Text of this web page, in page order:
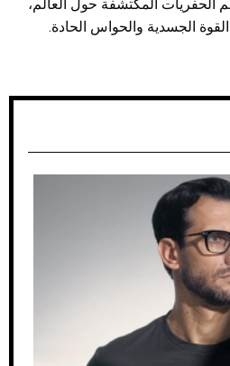
الحفريات المكتشفة حول العالم،
الجسدية والحواس الحادة.